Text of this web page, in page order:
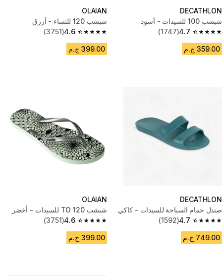
DECATHLON
شبشب 100 للسيدات - أسود
4.7
4.7 out of 5 stars from 1747 reviews
(1747)
359.00 ج.م
OLAIAN
شبشب 120 للنساء - أزرق
4.6
4.6 out of 5 stars from 3751 reviews
(3751)
399.00 ج.م
DECATHLON
صندل حمام السباحة للسيدات - كاكي
4.7
4.7 out of 5 stars from 1592 reviews
(1592)
749.00 ج.م
OLAIAN
شبشب TO 120 للسيدات - أخضر
4.6
4.6 out of 5 stars from 3751 reviews
(3751)
399.00 ج.م